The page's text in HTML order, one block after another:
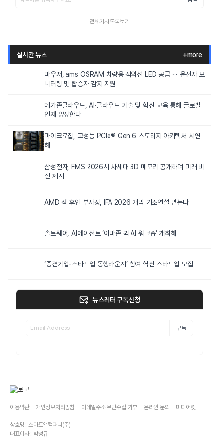
전체기사 목록보기
실시간 뉴스 +more
마우저, ams OSRAM 차량용 적외선 LED 공급 ··· 운전자 모
니터링 및 탑승자 감지 지원
메가존클라우드, AI·클라우드 기술 및 혁신 교육 통해 글로벌
인재 양성한다
마이크로칩, 고성능 PCIe® Gen 6 스토리지 아키텍처 시연
해
삼성전자, FMS 2026서 차세대 3D 메모리 공개하며 미래 비
전 제시
AMD 잭 후인 부사장, IFA 2026 개막 기조연설 맡는다
솔트웨어, AI에이전트 ‘아마존 퀵 AI 워크숍’ 개최해
‘중견기업-스타트업 동행라운지’ 참여 혁신 스타트업 모집
뉴스레터 구독신청
구독
이용약관 개인정보처리방침 이메일주소 무단수집 거부 온라인 문의 미디어킷
상호명 : 스마트앤컴퍼니(주)
대표이사 : 박성규